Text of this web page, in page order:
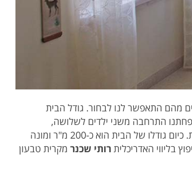
דגמים מהם התאפשר לנו לבחור. גודל הבית
משפחתנו התרחבה משני ילדים לשלושה,
מפעוטות למתבגרים, והיה צורך בשיפוץ הבית והרחבתו מבית של קומה אחת לבית שתי קומות. כיום גודלו של הבית הוא כ-200 מ"ר ומונה
בליווי האדריכליתרותי שכנר מקרית טבעון